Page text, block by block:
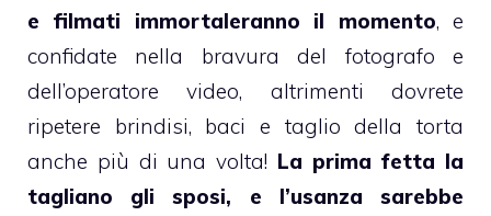
e filmati immortaleranno il momento, e
confidate nella bravura del fotografo e
dell’operatore video, altrimenti dovrete
ripetere brindisi, baci e taglio della torta
anche più di una volta! La prima fetta la
tagliano gli sposi, e l’usanza sarebbe